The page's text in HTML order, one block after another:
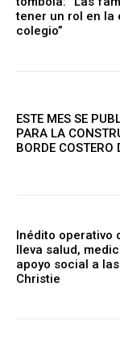
tener un rol en la
colegio”
ESTE MES SE
PARA LA
BORDE COSTERO
Inédito operativo
lleva salud,
apoyo social a
Christie